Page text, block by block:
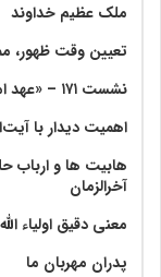
ملک عظیم خداوند
تعیین وقت ظهور،
نشست ۱۷۱ – «عهد امام و عهد با امام عصر(عج)»
اهمیت دیدار با
هابیت ها و ارباب
آخرالزمان
معنی دقیق اولیاء
پدران مهربان ما